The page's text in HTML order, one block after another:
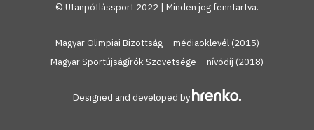
© Utanpótlássport 2022 | Minden jog fenntartva.
Magyar Olimpiai Bizottság – médiaoklevél (2015)
Magyar Sportújságírók Szövetsége – nívódíj (2018)
Designed and developed by